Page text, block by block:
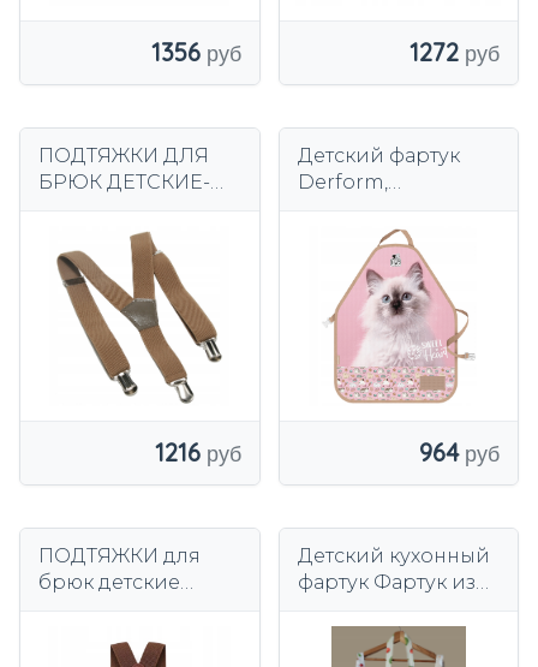
1356 1272
ПОДТЯЖКИ ДЛЯ
БРЮК ДЕТСКИЕ-
1216
Детский фартук
Derform,
розовый,
завязывается
бретелями.
964
ПОДТЯЖКИ для
брюк детские
Детский кухонный
фартук Фартук из
Ручная работа 2-5